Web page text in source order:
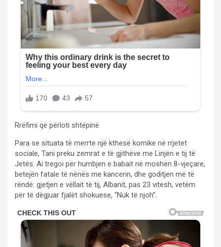
Rrëfimi që përloti shtëpinë
Para se situata të merrte një kthesë komike në rrjetet
sociale, Tani preku zemrat e të gjithëve me Linjën e tij të
Jetës. Ai tregoi për humbjen e babait në moshën 8-vjeçare,
betejën fatale të nënës me kancerin, dhe goditjen më të
rëndë: gjetjen e vëllait të tij, Albanit, pas 23 vitesh, vetëm
për të dëgjuar fjalët shokuese, “Nuk të njoh”.